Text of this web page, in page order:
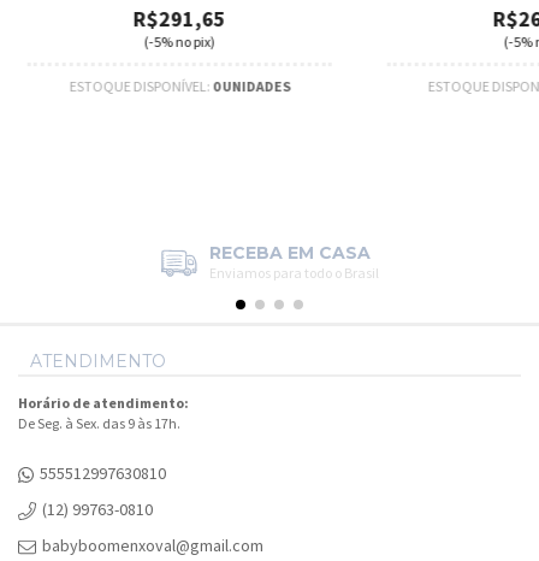
R$291,65
(-5% no pix)
ESTOQUE DISPONÍVEL: 0 UNIDADES
(-5%
ESTOQUE
RECEBA EM CASA
Enviamos para todo o Brasil
ATENDIMENTO
Horário de atendimento:
De Seg. à Sex. das 9 às 17h.
555512997630810
(12) 99763-0810
babyboomenxoval@gmail.com